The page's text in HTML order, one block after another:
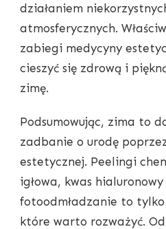
działaniem
atmosferycznych.
zabiegi medycyny
cieszyć się zdrową i
zimę.
Podsumowując, zima to
zadbanie o urodę
estetycznej. Peelingi
igłowa, kwas
fotoodmładzanie to
które warto rozważyć.